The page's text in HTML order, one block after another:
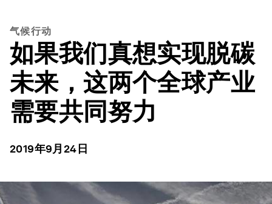
气候行动
如果我们真想实现脱碳
未来，这两个全球产业
需要共同努力
2019年9月24日